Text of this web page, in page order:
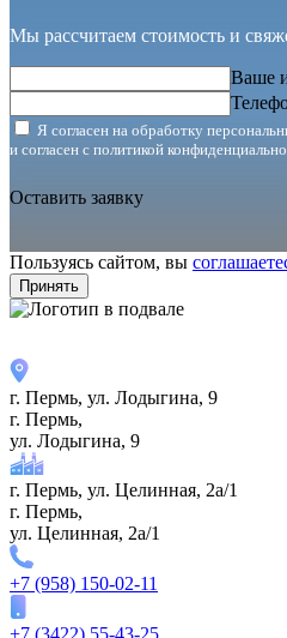
Мы рассчитаем стоимость и
Ваше
Я согласен на обработку
и согласен с политикой
Оставить заявку
Пользуясь сайтом, вы
Принять
г. Пермь, ул. ​Лодыгина, 9
г. Пермь,
ул. ​Лодыгина, 9
г. Пермь, ул. Целинная, 2а/1
г. Пермь,
ул. Целинная, 2а/1
+7 (958) 150-02-11
+7 (3422) 55-43-25